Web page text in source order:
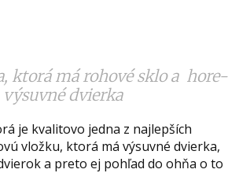
ktorá má rohové sklo a hore-
výsuvné dvierka
je kvalitovo jedna z najlepších
vložku, ktorá má výsuvné dvierka,
a preto ej pohľad do ohňa o to